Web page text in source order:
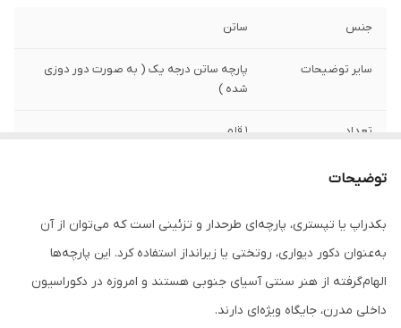
جنس ساتن
سایر توضیحات
پارچه ساتن درجه یک ( به صورت دور دوزی
شده )
تعداد 1 قلم
توضیحات
بکدراپ یا تپستری، پارچه‌ای طرحدار و تزئینی است که می‌توان از آن
به‌عنوان دکور دیواری، روتختی یا زیرانداز استفاده کرد. این پارچه‌ها
الهام‌گرفته از هنر سنتی آسیای جنوبی هستند و امروزه در دکوراسیون
داخلی مدرن، جایگاه ویژه‌ای دارند.